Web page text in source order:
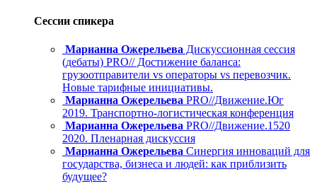
Сессии спикера
Марианна Ожерельева Дискуссионная сессия
(дебаты) PRO// Достижение баланса:
грузоотправители vs операторы vs перевозчик.
Новые тарифные инициативы.
Марианна Ожерельева PRO//Движение.Юг
2019. Транспортно-логистическая конференция
Марианна Ожерельева PRO//Движение.1520
2020. Пленарная дискуссия
Марианна Ожерельева Синергия инноваций для
государства, бизнеса и людей: как приблизить
будущее?